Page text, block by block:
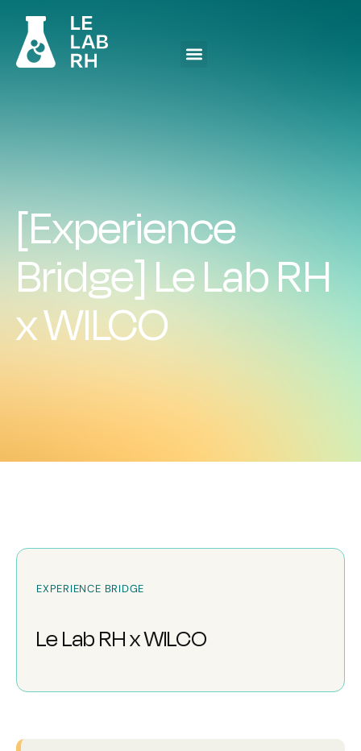
[Experience
Bridge] Le Lab RH
x WILCO
EXPERIENCE BRIDGE
Le Lab RH x WILCO